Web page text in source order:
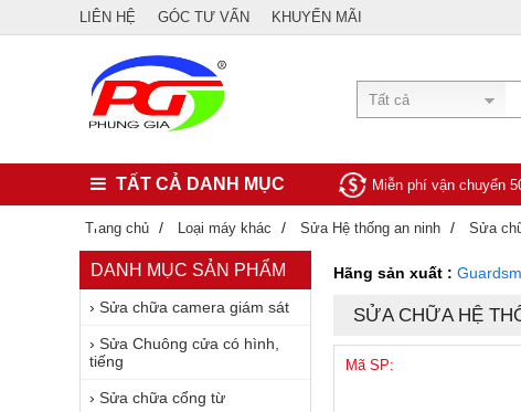
LIÊN HỆ GÓC TƯ VẤN KHUYẾN MÃI
Tất cả
TẤT CẢ DANH MỤC Miễn phí vận chuyển
Trang chủ / Loại máy khác / Sửa Hệ thống an ninh / Sửa
DANH MỤC SẢN PHẨM
› Sửa chữa camera giám sát
› Sửa Chuông cửa có hình,
tiếng
› Sửa chữa cổng từ
Hãng sản xuất :
SỬA CHỮA HỆ
Mã SP: